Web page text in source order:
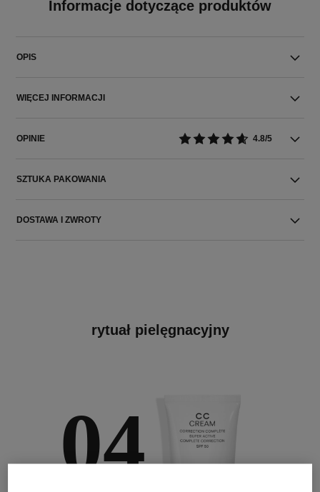
Informacje dotyczące produktów
OPIS
WIĘCEJ INFORMACJI
OPINIE 4.8/5
SZTUKA PAKOWANIA
DOSTAWA I ZWROTY
rytuał pielęgnacyjny
04